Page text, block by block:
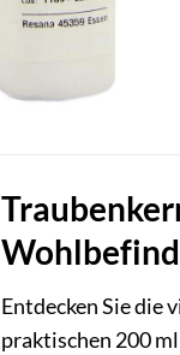
Entdecken Sie die
praktischen 200